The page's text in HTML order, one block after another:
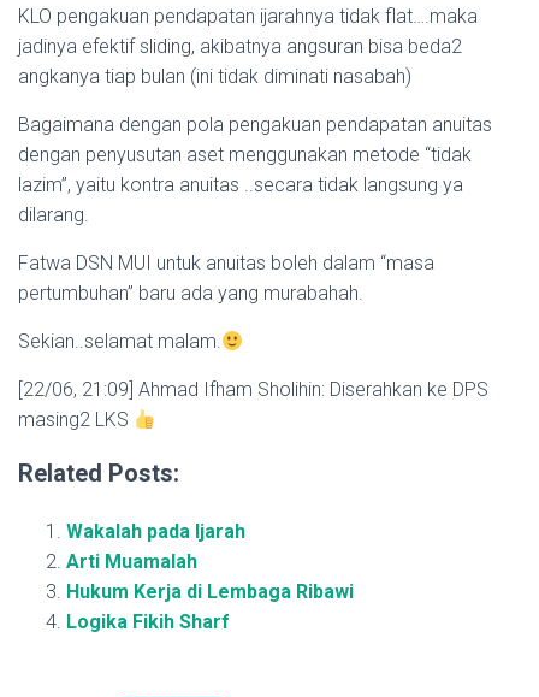
KLO pengakuan pendapatan ijarahnya tidak flat….maka
jadinya efektif sliding, akibatnya angsuran bisa beda2
angkanya tiap bulan (ini tidak diminati nasabah)
Bagaimana dengan pola pengakuan pendapatan anuitas
dengan penyusutan aset menggunakan metode “tidak
lazim”, yaitu kontra anuitas ..secara tidak langsung ya
dilarang.
Fatwa DSN MUI untuk anuitas boleh dalam “masa
pertumbuhan” baru ada yang murabahah.
Sekian..selamat malam.
[22/06, 21:09] Ahmad Ifham Sholihin: Diserahkan ke DPS
masing2 LKS
Related Posts:
Wakalah pada Ijarah
Arti Muamalah
Hukum Kerja di Lembaga Ribawi
Logika Fikih Sharf